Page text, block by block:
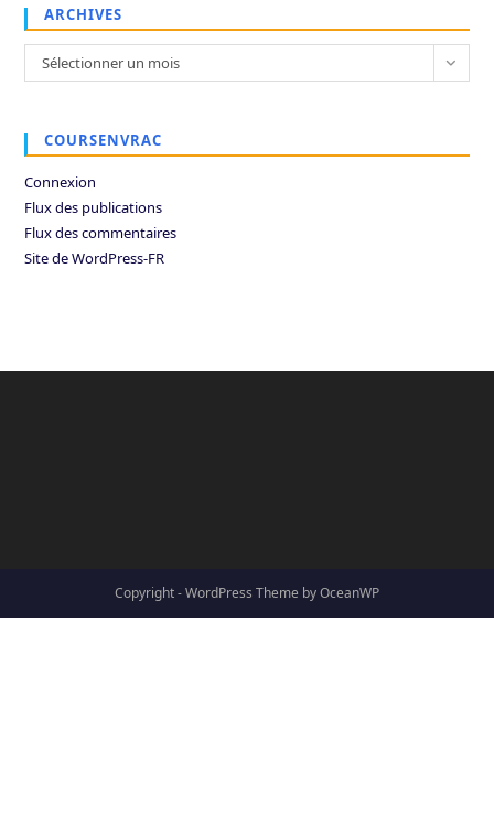
ARCHIVES
Archives
Sélectionner un mois
COURSENVRAC
Connexion
Flux des publications
Flux des commentaires
Site de WordPress-FR
Copyright - WordPress Theme by OceanWP